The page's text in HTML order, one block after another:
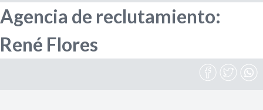
r
i
l
e
m
p
Agencia de reclutamiento:
René Flores